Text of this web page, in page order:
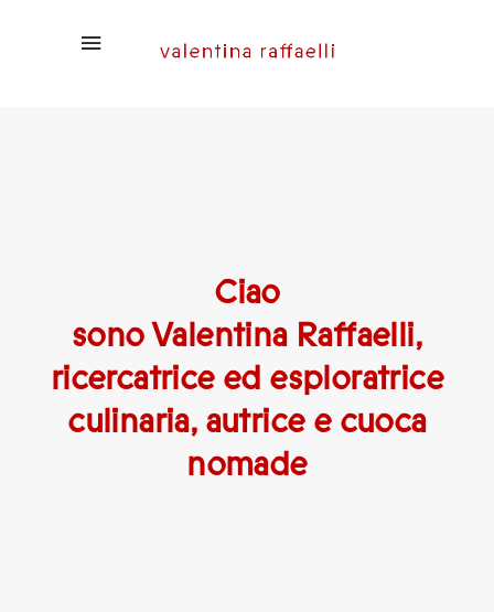
Ciao
sono Valentina Raffaelli,
ricercatrice ed esploratrice
culinaria, autrice e cuoca
nomade